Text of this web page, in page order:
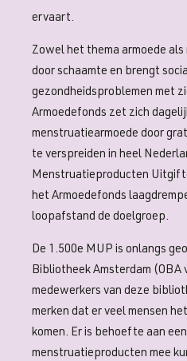
ervaart.
Zowel het thema armoede
door schaamte en brengt
gezondheidsproblemen met
Armoedefonds zet zich
menstruatiearmoede door
te verspreiden in heel
Menstruatieproducten
het Armoedefonds
loopafstand de doelgroep.
De 1.500e MUP is onlangs
Bibliotheek Amsterdam (OBA
medewerkers van deze
merken dat er veel mensen
komen. Er is behoefte aan
menstruatieproducten mee